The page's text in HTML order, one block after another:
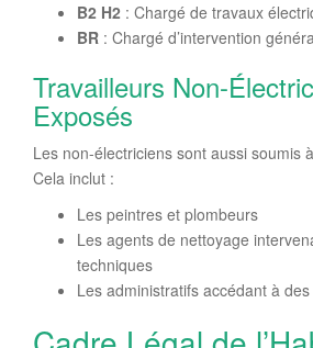
B2 H2 : Chargé de travaux
BR : Chargé d’intervention
Travailleurs Non-
Exposés
Les non-électriciens sont aussi soumis
Cela inclut :
Les peintres et plombeurs
Les agents de nettoyage
techniques
Les administratifs accédant à